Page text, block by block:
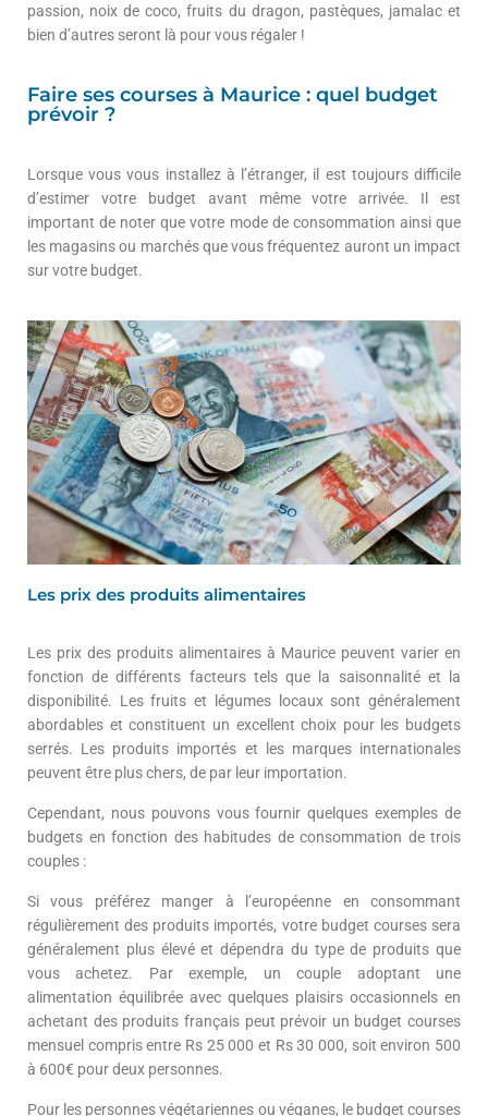
passion, noix de coco, fruits du dragon, pastèques, jamalac et
bien d’autres seront là pour vous régaler !
Faire ses courses à Maurice : quel budget
prévoir ?
Lorsque vous vous installez à l’étranger, il est toujours difficile
d’estimer votre budget avant même votre arrivée. Il est
important de noter que votre mode de consommation ainsi que
les magasins ou marchés que vous fréquentez auront un impact
sur votre budget.
Les prix des produits alimentaires
Les prix des produits alimentaires à Maurice peuvent varier en
fonction de différents facteurs tels que la saisonnalité et la
disponibilité. Les fruits et légumes locaux sont généralement
abordables et constituent un excellent choix pour les budgets
serrés. Les produits importés et les marques internationales
peuvent être plus chers, de par leur importation.
Cependant, nous pouvons vous fournir quelques exemples de
budgets en fonction des habitudes de consommation de trois
couples :
Si vous préférez manger à l’européenne en consommant
régulièrement des produits importés, votre budget courses sera
généralement plus élevé et dépendra du type de produits que
vous achetez. Par exemple, un couple adoptant une
alimentation équilibrée avec quelques plaisirs occasionnels en
achetant des produits français peut prévoir un budget courses
mensuel compris entre Rs 25 000 et Rs 30 000, soit environ 500
à 600€ pour deux personnes.
Pour les personnes végétariennes ou véganes, le budget courses